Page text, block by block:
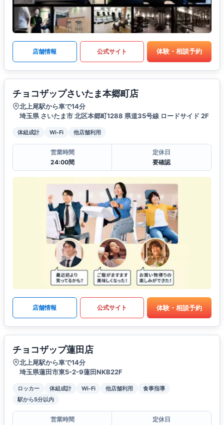
店舗情報 公式サイト 体験・相談予約
チョコザップさいたま本郷町店
北上尾駅から車で14分
埼玉県 さいたま市 北区本郷町1288 県道35号線 ロードサイド 2F
体組成計 Wi-Fi 他店舗利用
営業時間
24:00間
定休日
要確認
店舗情報 公式サイト 体験・相談予約
チョコザップ蓮田店
北上尾駅から車で14分
埼玉県蓮田市東5-2-9蓮田NKB22F
ロッカー 体組成計 Wi-Fi 他店舗利用
食事指導
駅から5分以内
営業時間
定休日